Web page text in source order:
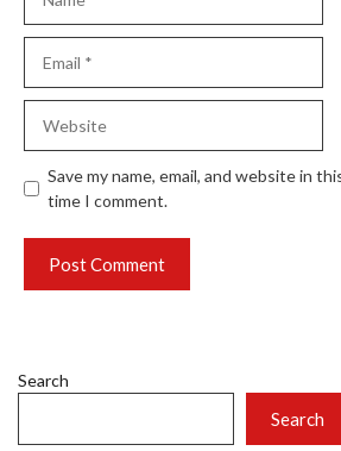
Save my name, email, and website in
time I comment.
Search
Search